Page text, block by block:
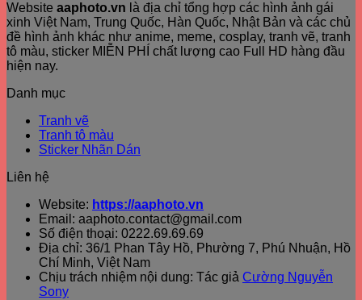
Website aaphoto.vn là địa chỉ tổng hợp các hình ảnh gái
xinh Việt Nam, Trung Quốc, Hàn Quốc, Nhật Bản và các chủ
đề hình ảnh khác như anime, meme, cosplay, tranh vẽ, tranh
tô màu, sticker MIỄN PHÍ chất lượng cao Full HD hàng đầu
hiện nay.
Danh mục
Tranh vẽ
Tranh tô màu
Sticker Nhãn Dán
Liên hệ
Website: https://aaphoto.vn
Email: aaphoto.contact@gmail.com
Số điện thoại: 0222.69.69.69
Địa chỉ: 36/1 Phan Tây Hồ, Phường 7, Phú Nhuận, Hồ
Chí Minh, Việt Nam
Chịu trách nhiệm nội dung: Tác giả Cường Nguyễn
Sony